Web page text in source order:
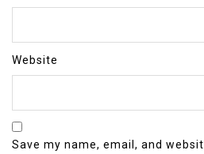
Website
Save my name, email, and